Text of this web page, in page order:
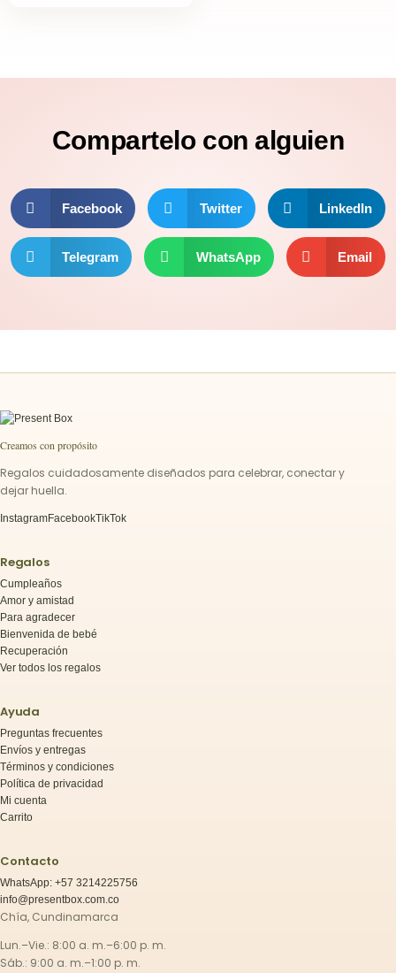
Compartelo con alguien
Facebook Twitter LinkedIn
Telegram WhatsApp Email
Creamos con propósito
Regalos cuidadosamente diseñados para celebrar, conectar y
dejar huella.
InstagramFacebookTikTok
Regalos
Cumpleaños
Amor y amistad
Para agradecer
Bienvenida de bebé
Recuperación
Ver todos los regalos
Ayuda
Preguntas frecuentes
Envíos y entregas
Términos y condiciones
Política de privacidad
Mi cuenta
Carrito
Contacto
WhatsApp: +57 3214225756
info@presentbox.com.co
Chía, Cundinamarca
Lun.–Vie.: 8:00 a. m.–6:00 p. m.
Sáb.: 9:00 a. m.–1:00 p. m.